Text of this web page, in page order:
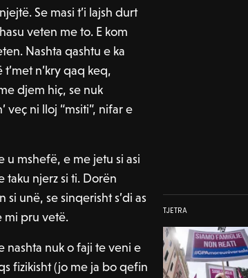
Se masi t’i lajsh durt
veten me to. E kom
Nashta qashtu e ka
n’kry qaq keq,
djem hiç, se nuk
veç ni lloj “msiti”, nifar e
mshefë, e me jetu si asi
taku njerz si ti. Dorën
unë, se sinqerisht s’di as
mi pru vetë.
nashta nuk o faji te veni e
fizikisht (jo me ja bo qefin
TJETRA